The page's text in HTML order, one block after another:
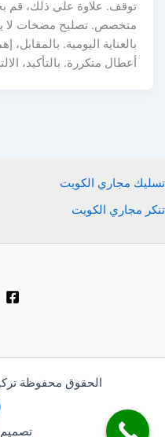
توقف. علاوة على ذلك، قم
متخصص. تصليح مضخات لا
بالعناية اليومية.
أعطال متكررة. بالتأكيد،
تسليك مجاري الكويت
تنكر مجاري الكويت
الحقوق محفوظة